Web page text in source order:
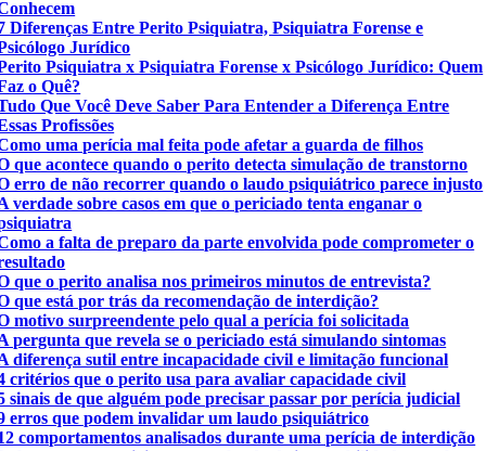
Diferenças Entre Perito Psiquiatra, Psiquiatra Forense e
Jurídico
Psiquiatra x Psiquiatra Forense x Psicólogo Jurídico: Quem
o Quê?
Que Você Deve Saber Para Entender a Diferença Entre
Profissões
uma perícia mal feita pode afetar a guarda de filhos
que acontece quando o perito detecta simulação de transtorno
erro de não recorrer quando o laudo psiquiátrico parece injusto
verdade sobre casos em que o periciado tenta enganar o
a falta de preparo da parte envolvida pode comprometer o
que o perito analisa nos primeiros minutos de entrevista?
que está por trás da recomendação de interdição?
motivo surpreendente pelo qual a perícia foi solicitada
pergunta que revela se o periciado está simulando sintomas
diferença sutil entre incapacidade civil e limitação funcional
critérios que o perito usa para avaliar capacidade civil
sinais de que alguém pode precisar passar por perícia judicial
erros que podem invalidar um laudo psiquiátrico
comportamentos analisados durante uma perícia de interdição